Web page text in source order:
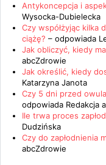
Antykoncepcja i
Wysocka-Dubielecka
Czy współżyjąc kilka
ciążę? – odpowiada
Jak obliczyć, kiedy
abcZdrowie
Jak określić, kiedy
Katarzyna Janota
Czy 5 dni przed
odpowiada Redakcja
Ile trwa proces
Dudzińska
Czy do zapłodnienia
abcZdrowie